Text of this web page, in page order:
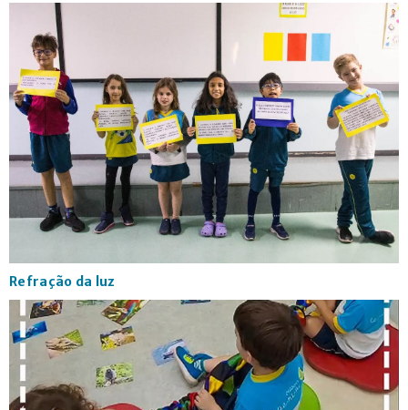
Refração da luz